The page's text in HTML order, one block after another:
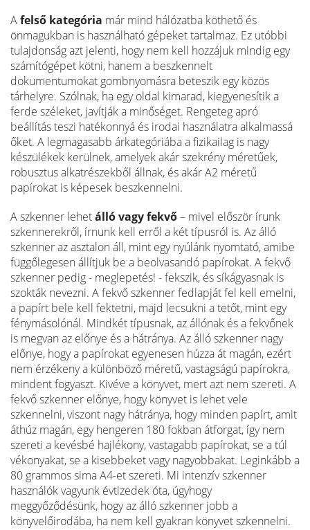
Afelső kategória már mind hálózatba köthető és
önmagukban is használható gépeket tartalmaz. Ez utóbbi
tulajdonság azt jelenti, hogy nem kell hozzájuk mindig egy
számítógépet kötni, hanem a beszkennelt
dokumentumokat gombnyomásra beteszik egy közös
tárhelyre. Szólnak, ha egy oldal kimarad, kiegyenesítik a
ferde széleket, javítják a minőséget. Rengeteg apró
beállítás teszi hatékonnyá és irodai használatra alkalmassá
őket. A legmagasabb árkategóriába a fizikailag is nagy
készülékek kerülnek, amelyek akár szekrény méretűek,
robusztus alkatrészekből állnak, és akár A2 méretű
papírokat is képesek beszkennelni.
A szkenner lehetálló vagy fekvő– mivel először írunk
szkennerekről, írnunk kell erről a két típusról is. Az álló
szkenner az asztalon áll, mint egy nyúlánk nyomtató, amibe
függőlegesen állítjuk be a beolvasandó papírokat. A fekvő
szkenner pedig - meglepetés! - fekszik, és síkágyasnak is
szokták nevezni. A fekvő szkenner fedlapját fel kell emelni,
a papírt bele kell fektetni, majd lecsukni a tetőt, mint egy
fénymásolónál. Mindkét típusnak, az állónak és a fekvőnek
is megvan az előnye és a hátránya. Az álló szkenner nagy
előnye, hogy a papírokat egyenesen húzza át magán, ezért
nem érzékeny a különböző méretű, vastagságú papírokra,
mindent fogyaszt. Kivéve a könyvet, mert azt nem szereti. A
fekvő szkenner előnye, hogy könyvet is lehet vele
szkennelni, viszont nagy hátránya, hogy minden papírt, amit
áthúz magán, egy hengeren 180 fokban átforgat, így nem
szereti a kevésbé hajlékony, vastagabb papírokat, se a túl
vékonyakat, se a kisebbeket vagy nagyobbakat. Leginkább a
80 grammos sima A4-et szereti. Mi intenzív szkenner
használók vagyunk évtizedek óta, úgyhogy
meggyőződésünk, hogy az álló szkenner jobb a
könyvelőirodába, ha nem kell gyakran könyvet szkennelni.